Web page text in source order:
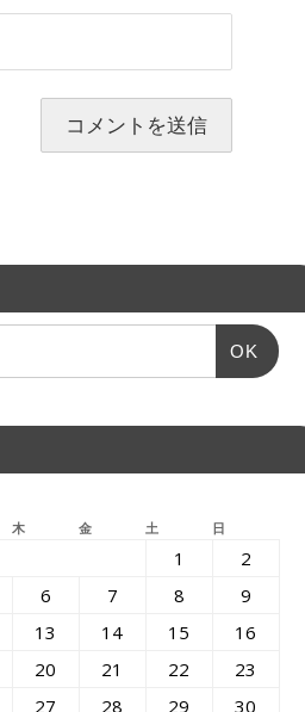
OK
木 金 土 日
1
2
6 7 8
9
13 14 15
16
20 21 22
23
27 28 29
30